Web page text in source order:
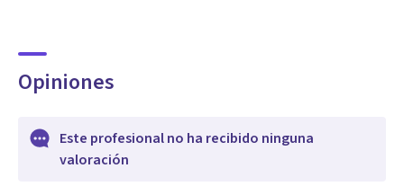
Opiniones
Este profesional no ha recibido ninguna
valoración